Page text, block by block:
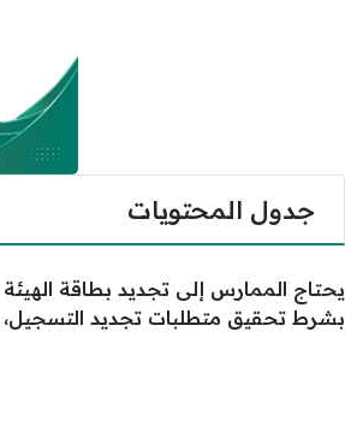
جدول المحتويات
يحتاج الممارس إلى تجديد بطاقة
بشرط تحقيق متطلبات تجديد التسجيل،